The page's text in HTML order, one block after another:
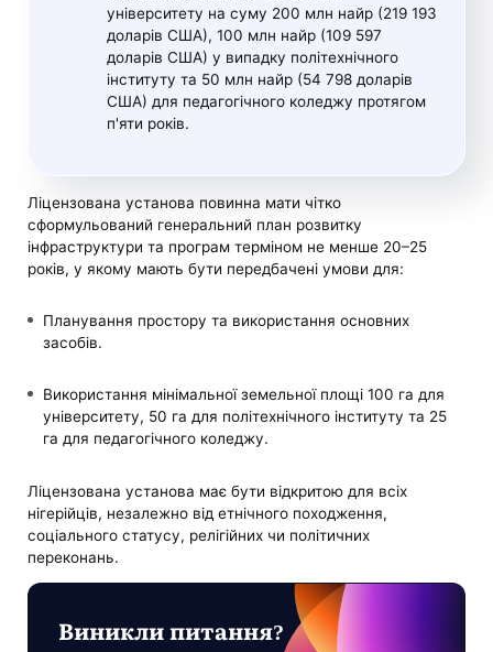
університету на суму 200 млн найр (219 193
доларів США), 100 млн найр (109 597
доларів США) у випадку політехнічного
інституту та 50 млн найр (54 798 доларів
США) для педагогічного коледжу протягом
п'яти років.
Ліцензована установа повинна мати чітко
сформульований генеральний план розвитку
інфраструктури та програм терміном не менше 20–25
років, у якому мають бути передбачені умови для:
Планування простору та використання основних
засобів.
Використання мінімальної земельної площі 100 га для
університету, 50 га для політехнічного інституту та 25
га для педагогічного коледжу.
Ліцензована установа має бути відкритою для всіх
нігерійців, незалежно від етнічного походження,
соціального статусу, релігійних чи політичних
переконань.
Виникли питання?